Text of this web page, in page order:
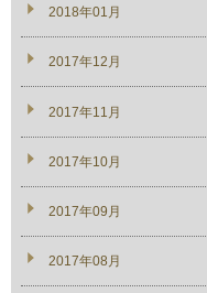
2018年01月
2017年12月
2017年11月
2017年10月
2017年09月
2017年08月